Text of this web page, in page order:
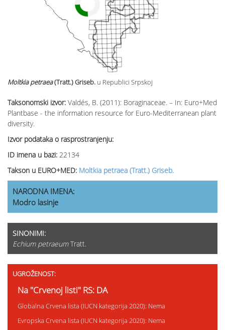
Taksonomski izvor: Valdés, B. (2011): Boraginaceae. – In: Euro+Med
Plantbase - the information resource for Euro-Mediterranean plant
diversity.
Izvor podataka o rasprostranjenju:
ID imena u bazi: 22134
Takson u EURO+MED: Moltkia petraea (Tratt.) Griseb.
Moltkia petraea(Tratt.) Griseb. u Republici Srpskoj
NARODNA IMENA:
Modro lasinje
SINONIMI:
Echium petraeumTratt.
UGROŽENOST:
Na "Crvenoj listi" RS: DA
Globalna Crvena lista (IUCN kategorija 2020): Nema
Evropska Crvena lista (IUCN kategorija 2020): Nema